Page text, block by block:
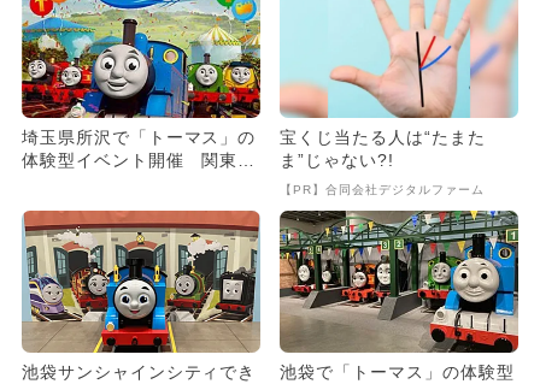
埼玉県所沢で「トーマス」の
体験型イベント開催 関東エ
宝くじ当たる人は“たまた
ま”じゃない?!
【PR】合同会社デジタルファーム
池袋サンシャインシティでき
池袋で「トーマス」の体験型